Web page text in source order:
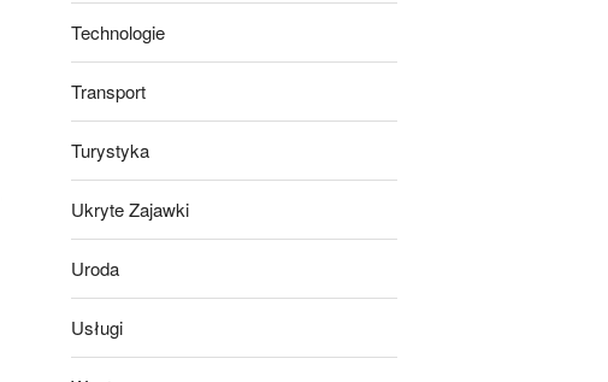
Technologie
Transport
Turystyka
Ukryte Zajawki
Uroda
Usługi